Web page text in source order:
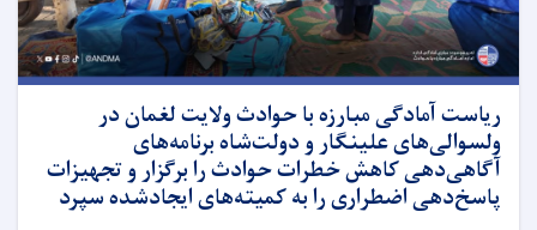
ریاست آمادگی مبارزه با حوادث ولایت لغمان در
ولسوالی‌های علینگار و دولت‌شاه برنامه‌های
آگاهی‌دهی کاهش خطرات حوادث را برگزار و تجهیزات
پاسخ‌دهی اضطراری را به کمیته‌های ایجادشده سپرد